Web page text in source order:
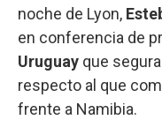
noche de Lyon,
en conferencia de
Uruguay que
respecto al que
frente a Namibia.